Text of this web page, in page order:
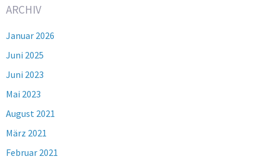
ARCHIV
Januar 2026
Juni 2025
Juni 2023
Mai 2023
August 2021
März 2021
Februar 2021